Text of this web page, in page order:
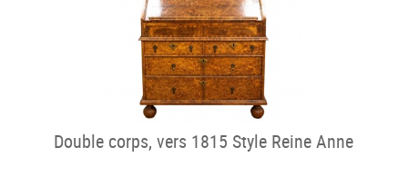
Double corps, vers 1815 Style Reine Anne